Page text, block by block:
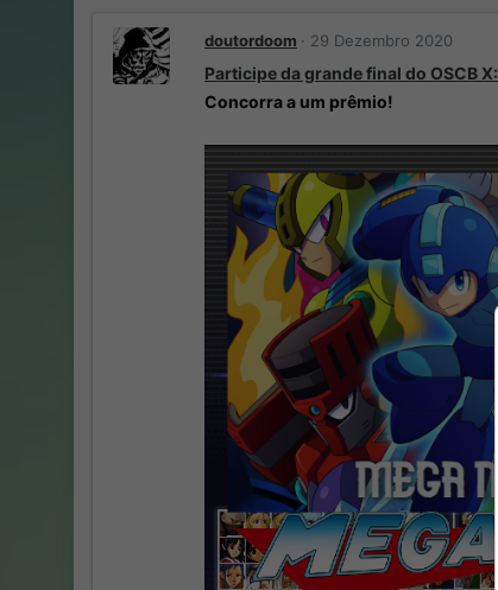
doutordoom 29 Dezembro 2020
Participe da grande final do OSCB X:
Concorra a um prêmio!